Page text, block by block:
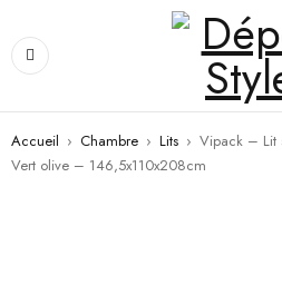
Accueil › Chambre › Lits › Vipack – Lit
Vert olive – 146,5x110x208cm